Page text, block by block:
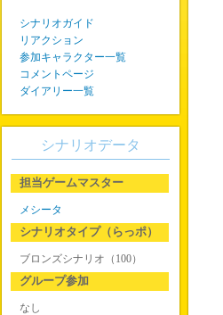
シナリオガイド
リアクション
参加キャラクター一覧
コメントページ
ダイアリー一覧
シナリオデータ
担当ゲームマスター
メシータ
シナリオタイプ（らっポ）
ブロンズシナリオ（100）
グループ参加
なし